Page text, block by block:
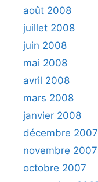
août 2008
juillet 2008
juin 2008
mai 2008
avril 2008
mars 2008
janvier 2008
décembre 2007
novembre 2007
octobre 2007